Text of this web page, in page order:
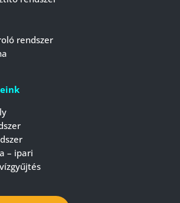
rendszer
– ipari